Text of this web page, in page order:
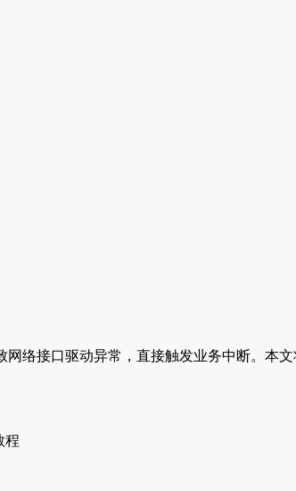
络接口驱动异常，直接触发业务中断。本